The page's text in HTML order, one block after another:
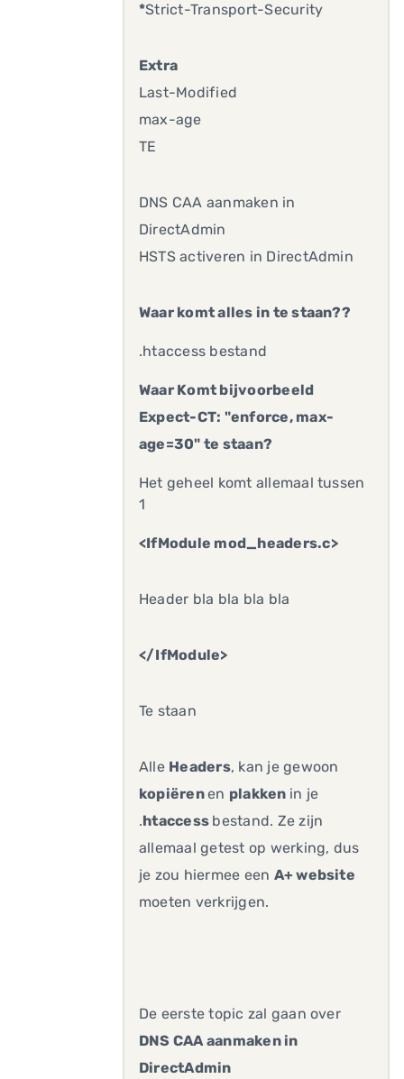
*Strict-Transport-Security
Extra
Last-Modified
max-age
TE
DNS CAA aanmaken in
DirectAdmin
HSTS activeren in DirectAdmin
Waar komt alles in te staan??
.htaccess bestand
Waar Komt bijvoorbeeld
Expect-CT: "enforce, max-
age=30" te staan?
Het geheel komt allemaal tussen
1
<IfModule mod_headers.c>
Header bla bla bla bla
</IfModule>
Te staan
Alle Headers, kan je gewoon
kopiërenen plakken in je
.htaccess bestand. Ze zijn
allemaal getest op werking, dus
je zou hiermee een A+ website
moeten verkrijgen.
De eerste topic zal gaan over
DNS CAA aanmaken in
DirectAdmin